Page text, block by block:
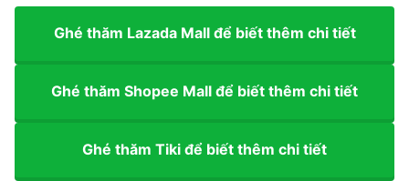
Ghé thăm Lazada Mall để biết thêm chi tiết
Ghé thăm Shopee Mall để biết thêm chi tiết
Ghé thăm Tiki để biết thêm chi tiết